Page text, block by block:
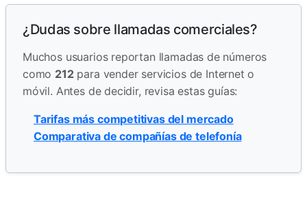
¿Dudas sobre llamadas comerciales?
Muchos usuarios reportan llamadas de números
como 212para vender servicios de Internet o
móvil. Antes de decidir, revisa estas guías:
Tarifas más competitivas del mercado
Comparativa de compañías de telefonía